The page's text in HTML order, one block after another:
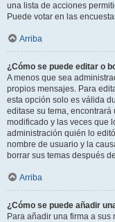
una lista de acciones
Puede votar en las
Arriba
¿Cómo se puede editar o
A menos que sea
propios mensajes. Para
esta opción solo es válida
editase su tema,
modificado y las veces que
administración quién lo
nombre de usuario y la
borrar sus temas después
Arriba
¿Cómo se puede añadir
Para añadir una firma a